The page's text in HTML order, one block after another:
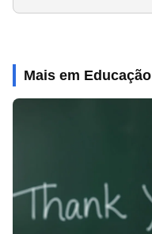
Mais em Educação